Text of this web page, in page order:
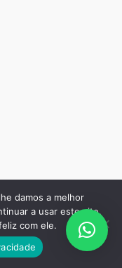
Mudanças
damos a melhor
a usar este site,
com ele.